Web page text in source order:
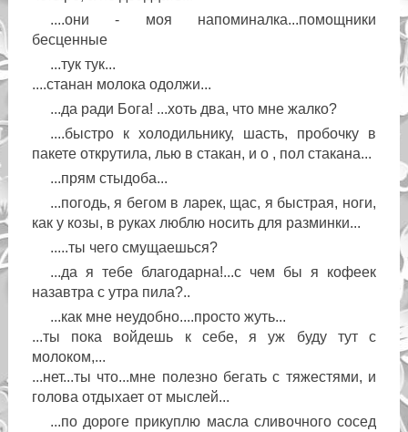
....они - моя напоминалка...помощники
бесценные
...тук тук...
....станан молока одолжи...
...да ради Бога! ...хоть два, что мне жалко?
....быстро к холодильнику, шасть, пробочку в
пакете открутила, лью в стакан, и о , пол стакана...
...прям стыдоба...
...погодь, я бегом в ларек, щас, я быстрая, ноги,
как у козы, в руках люблю носить для разминки...
.....ты чего смущаешься?
...да я тебе благодарна!...с чем бы я кофеек
назавтра с утра пила?..
...как мне неудобно....просто жуть...
...ты пока войдешь к себе, я уж буду тут с
молоком,...
...нет...ты что...мне полезно бегать с тяжестями, и
голова отдыхает от мыслей...
...по дороге прикуплю масла сливочного сосед